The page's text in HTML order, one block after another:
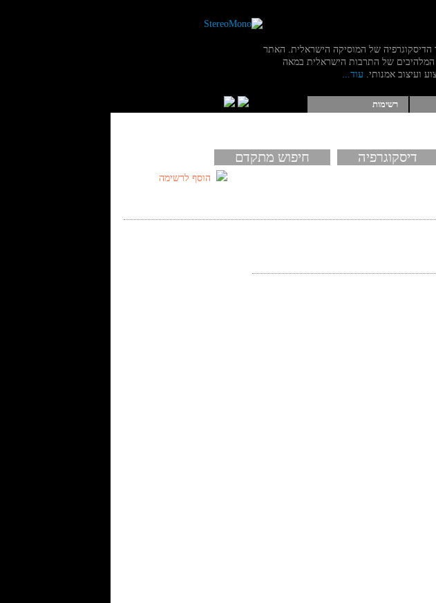
הדיסקוגרפיה של המוסיקה הישראלית. האתר
של התרבות הישראלית במאה
ועיצוב אמנותי. עוד...
רשימות
דיסקוגרפיה חיפוש מתקדם
הוסף לרשימה